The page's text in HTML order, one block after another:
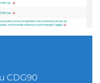
CDG90